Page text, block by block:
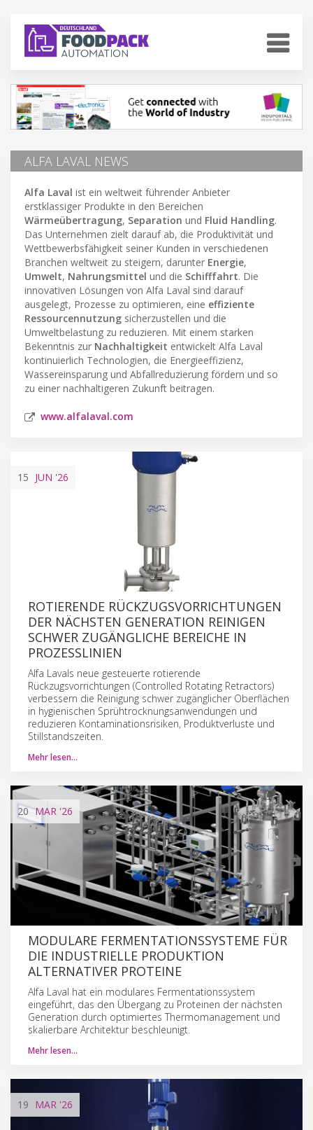
ALFA LAVAL NEWS
Alfa Laval ist ein weltweit führender Anbieter
erstklassiger Produkte in den Bereichen
Wärmeübertragung, Separation und Fluid Handling.
Das Unternehmen zielt darauf ab, die Produktivität und
Wettbewerbsfähigkeit seiner Kunden in verschiedenen
Branchen weltweit zu steigern, darunter Energie,
Umwelt, Nahrungsmittel und die Schifffahrt. Die
innovativen Lösungen von Alfa Laval sind darauf
ausgelegt, Prozesse zu optimieren, eine effiziente
Ressourcennutzung sicherzustellen und die
Umweltbelastung zu reduzieren. Mit einem starken
Bekenntnis zur Nachhaltigkeit entwickelt Alfa Laval
kontinuierlich Technologien, die Energieeffizienz,
Wassereinsparung und Abfallreduzierung fördern und so
zu einer nachhaltigeren Zukunft beitragen.
www.alfalaval.com
15 JUN '26
ROTIERENDE RÜCKZUGSVORRICHTUNGEN
DER NÄCHSTEN GENERATION REINIGEN
SCHWER ZUGÄNGLICHE BEREICHE IN
PROZESSLINIEN
Alfa Lavals neue gesteuerte rotierende
Rückzugsvorrichtungen (Controlled Rotating Retractors)
verbessern die Reinigung schwer zugänglicher Oberflächen
in hygienischen Sprühtrocknungsanwendungen und
reduzieren Kontaminationsrisiken, Produktverluste und
Stillstandszeiten.
Mehr lesen…
20 MAR '26
MODULARE FERMENTATIONSSYSTEME FÜR
DIE INDUSTRIELLE PRODUKTION
ALTERNATIVER PROTEINE
Alfa Laval hat ein modulares Fermentationssystem
eingeführt, das den Übergang zu Proteinen der nächsten
Generation durch optimiertes Thermomanagement und
skalierbare Architektur beschleunigt.
Mehr lesen…
19 MAR '26